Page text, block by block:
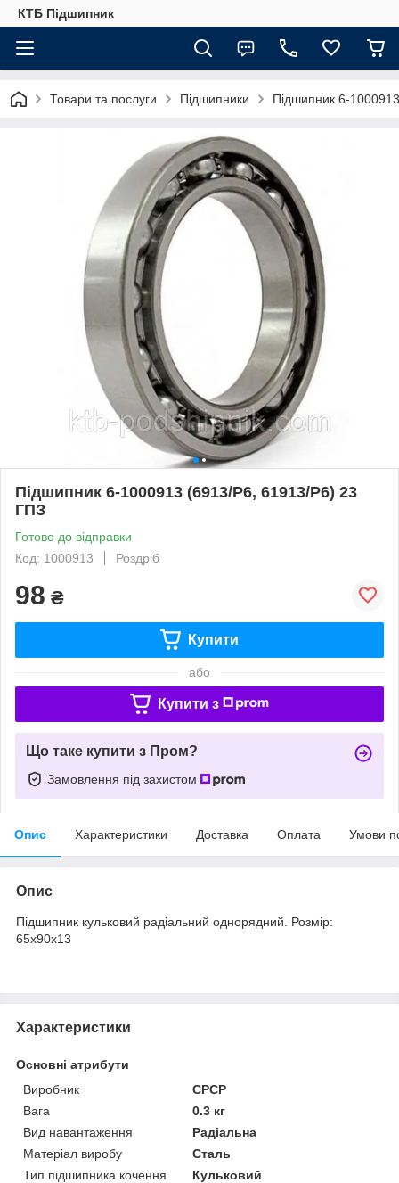
КТБ Підшипник
Товари та послуги Підшипники Підшипник 6-
Підшипник 6-1000913 (6913/P6, 61913/P6) 23
ГПЗ
Готово до відправки
Код: 1000913
Роздріб
98 ₴
Купити
або
Купити з
Що таке купити з Пром?
Замовлення під захистом
Опис Характеристики Доставка Оплата Умови
Опис
Підшипник кульковий радіальний однорядний. Розмір:
65х90х13
Характеристики
Основні атрибути
Виробник
СРСР
Вага
0.3 кг
Вид навантаження
Радіальна
Матеріал виробу
Сталь
Тип підшипника кочення
Кульковий